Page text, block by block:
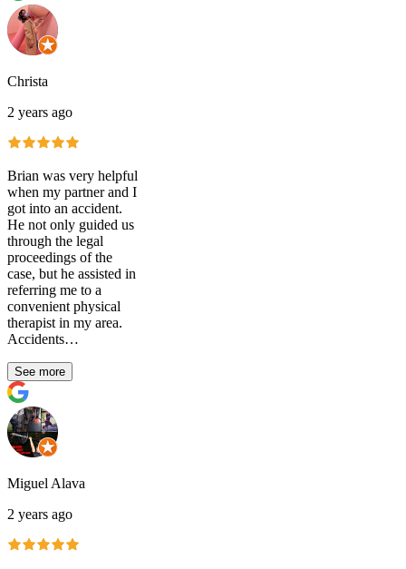
Christa
2 years ago
Brian was very helpful
when my partner and I
got into an accident.
He not only guided us
through the legal
proceedings of the
case, but he assisted in
referring me to a
convenient physical
therapist in my area.
Accidents…
See more
Miguel Alava
2 years ago